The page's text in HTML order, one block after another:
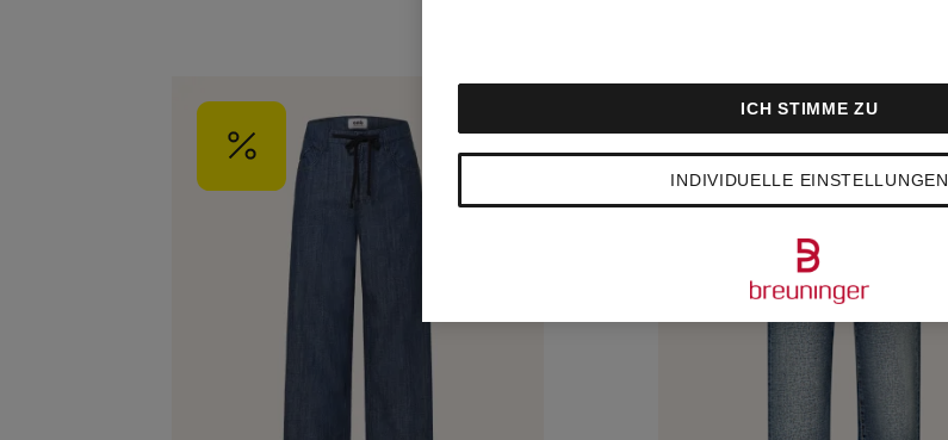
INDIVIDUELLE EINSTELLUNGEN
ICH STIMME ZU